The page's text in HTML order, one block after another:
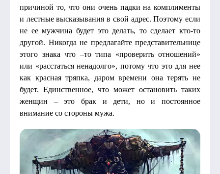
причиной то, что они очень падки на комплименты
и лестные высказывания в свой адрес. Поэтому если
не ее мужчина будет это делать, то сделает кто-то
другой. Никогда не предлагайте представительнице
этого знака что –то типа «проверить отношений»
или «расстаться ненадолго», потому что это для нее
как красная тряпка, даром времени она терять не
будет. Единственное, что может остановить таких
женщин – это брак и дети, но и постоянное
внимание со стороны мужа.